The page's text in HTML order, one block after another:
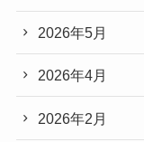
2026年5月
2026年4月
2026年2月